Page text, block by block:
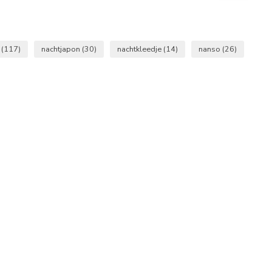
(117) nachtjapon (30) nachtkleedje (14) nanso (26)